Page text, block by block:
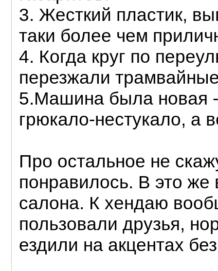
3. Жесткий пластик,
таки более чем
4. Когда круг по
перезжали
5.Машина была новая -
грюкало-нестукало, а
Про остальное не
понравилось. В это же
салона. К хендаю
пользовали друзья,
ездили на акцентах